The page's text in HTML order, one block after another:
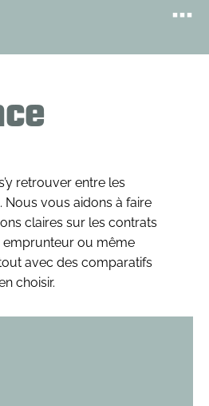
retrouver entre les
Nous vous aidons à faire
claires sur les contrats
emprunteur ou même
avec des comparatifs
choisir.